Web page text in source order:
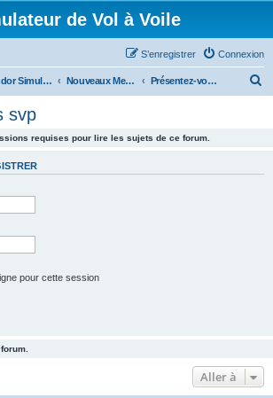
de Vol à Voile
Connexion
S’enregistrer
Condor Simulateur de Vol à Voile Nouveaux Membres Présentez-vous svp
svp
requises pour lire les sujets de ce forum.
pour cette session
Aller à